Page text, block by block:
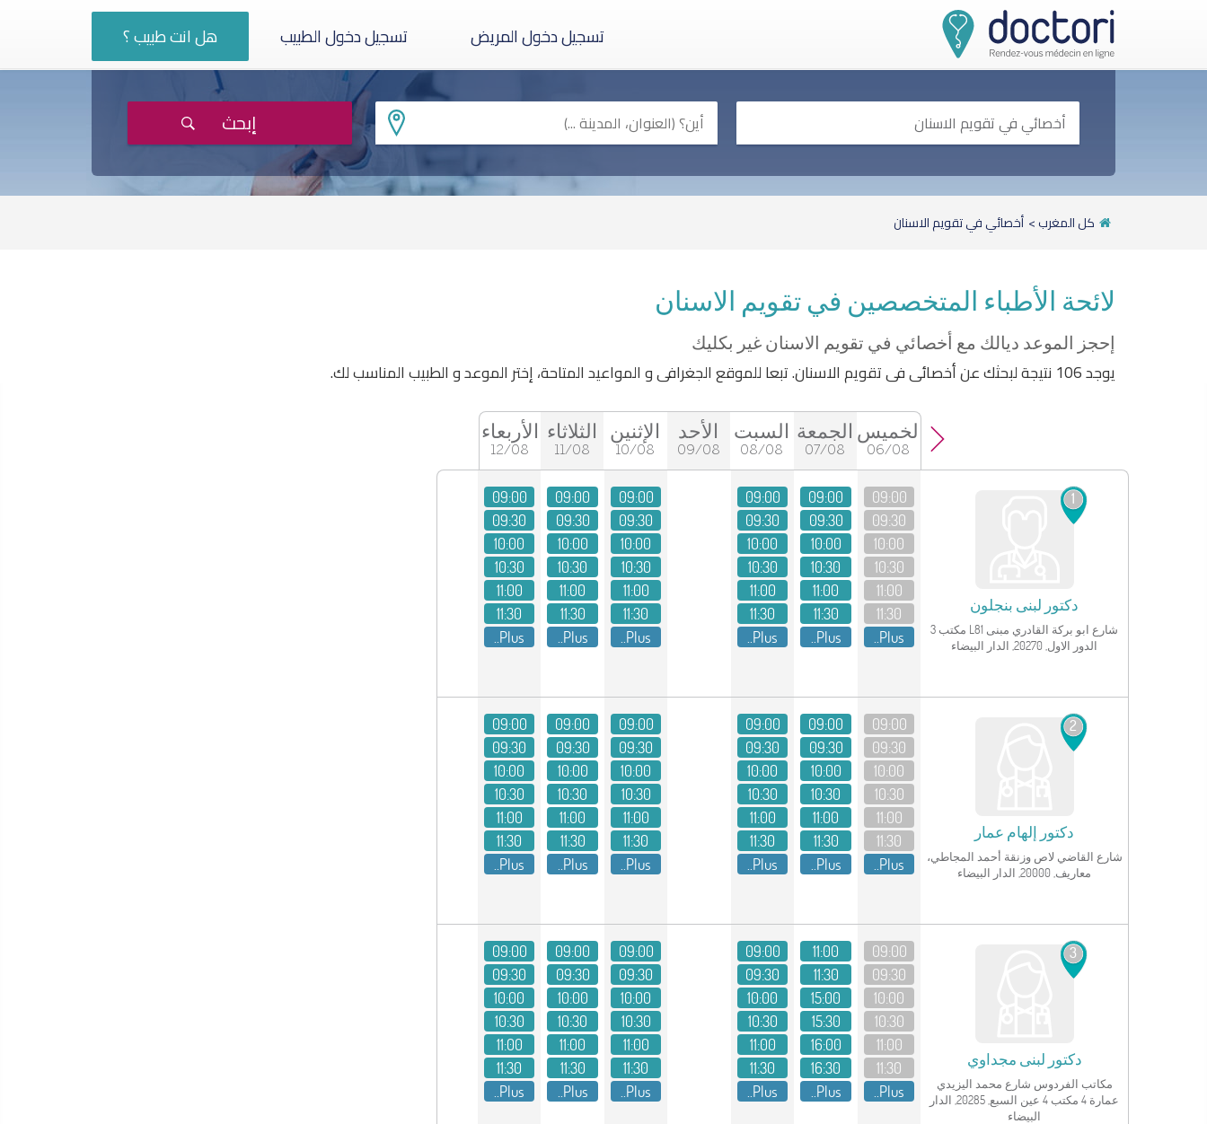
تسجيل دخول المريض تسجيل دخول الطبيب هل انت طبيب ؟
إبحث
كل المغرب> أخصائي في تقويم الاسنان
لائحة الأطباء المتخصصين في تقويم الاسنان
إحجز الموعد ديالك مع أخصائي في تقويم الاسنان غير بكليك
يوجد 106 نتيجة لبحثك عن أخصائي في تقويم الاسنان. تبعا للموقع الجغرافي و المواعيد المتاحة، إختر الموعد و الطبيب المناسب لك.
الخميس
06/08
الجمعة
07/08
السبت
08/08
الأحد
09/08
الإثنين
10/08
الثلاثاء
11/08
الأربعاء
12/08
1
دكتور لبنى بنجلون
شارع ابو بركة القادري مبنى L81 مكتب 3
الدور الاول, 20270, الدار البيضاء
09:00
09:30
10:00
10:30
11:00
11:30
Plus..
09:00
09:30
10:00
10:30
11:00
11:30
Plus..
09:00
09:30
10:00
10:30
11:00
11:30
Plus..
09:00
09:30
10:00
10:30
11:00
11:30
Plus..
09:00
09:30
10:00
10:30
11:00
11:30
Plus..
09:00
09:30
10:00
10:30
11:00
11:30
Plus..
2
دكتور إلهام عمار
شارع القاضي لاص وزنقة أحمد المجاطي،
معاريف, 20000, الدار البيضاء
09:00
09:30
10:00
10:30
11:00
11:30
Plus..
09:00
09:30
10:00
10:30
11:00
11:30
Plus..
09:00
09:30
10:00
10:30
11:00
11:30
Plus..
09:00
09:30
10:00
10:30
11:00
11:30
Plus..
09:00
09:30
10:00
10:30
11:00
11:30
Plus..
09:00
09:30
10:00
10:30
11:00
11:30
Plus..
3
دكتور لبنى مجداوي
مكاتب الفردوس شارع محمد اليزيدي
عمارة 4 مكتب 4 عين السبع, 20285, الدار
البيضاء
09:00
09:30
10:00
10:30
11:00
11:30
Plus..
11:00
11:30
15:00
15:30
16:00
16:30
Plus..
09:00
09:30
10:00
10:30
11:00
11:30
Plus..
09:00
09:30
10:00
10:30
11:00
11:30
Plus..
09:00
09:30
10:00
10:30
11:00
11:30
Plus..
09:00
09:30
10:00
10:30
11:00
11:30
Plus..